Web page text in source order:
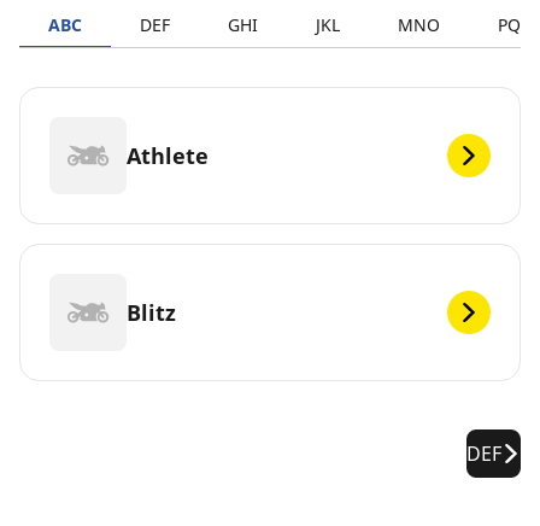
ABC DEF GHI JKL MNO PQRS
Athlete
Blitz
DEF